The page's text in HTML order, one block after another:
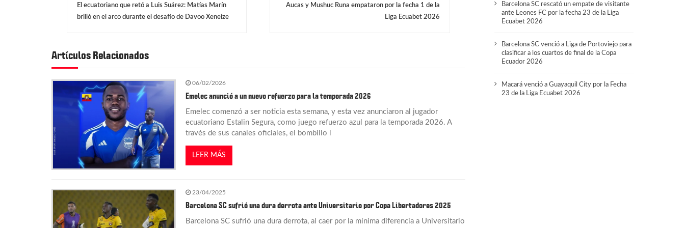
e
g
c
i
n
El ecuatoriano que retó a Luis Suárez: Matías Marín
brilló en el arco durante el desafío de Davoo Xeneize
Aucas y Mushuc Runa empataron por la fecha 1 de la
Liga Ecuabet 2026
Artículos Relacionados
06/02/2026
Emelec anunció a un nuevo refuerzo para la temporada 2026
Emelec comenzó a ser noticia esta semana, y esta vez anunciaron al jugador
ecuatoriano Estalin Segura, como juego refuerzo azul para la temporada 2026. A
través de sus canales oficiales, el bombillo l
LEER MÁS
23/04/2025
Barcelona SC sufrió una dura derrota ante Universitario por Copa Libertadores 2025
Barcelona SC sufrió una dura derrota, al caer por la mínima diferencia a Universitario
Barcelona SC rescató un empate de visitante
ante Leones FC por la fecha 23 de la Liga
Ecuabet 2026
Barcelona SC venció a Liga de Portoviejo para
clasificar a los cuartos de final de la Copa
Ecuador 2026
Macará venció a Guayaquil City por la Fecha
23 de la Liga Ecuabet 2026